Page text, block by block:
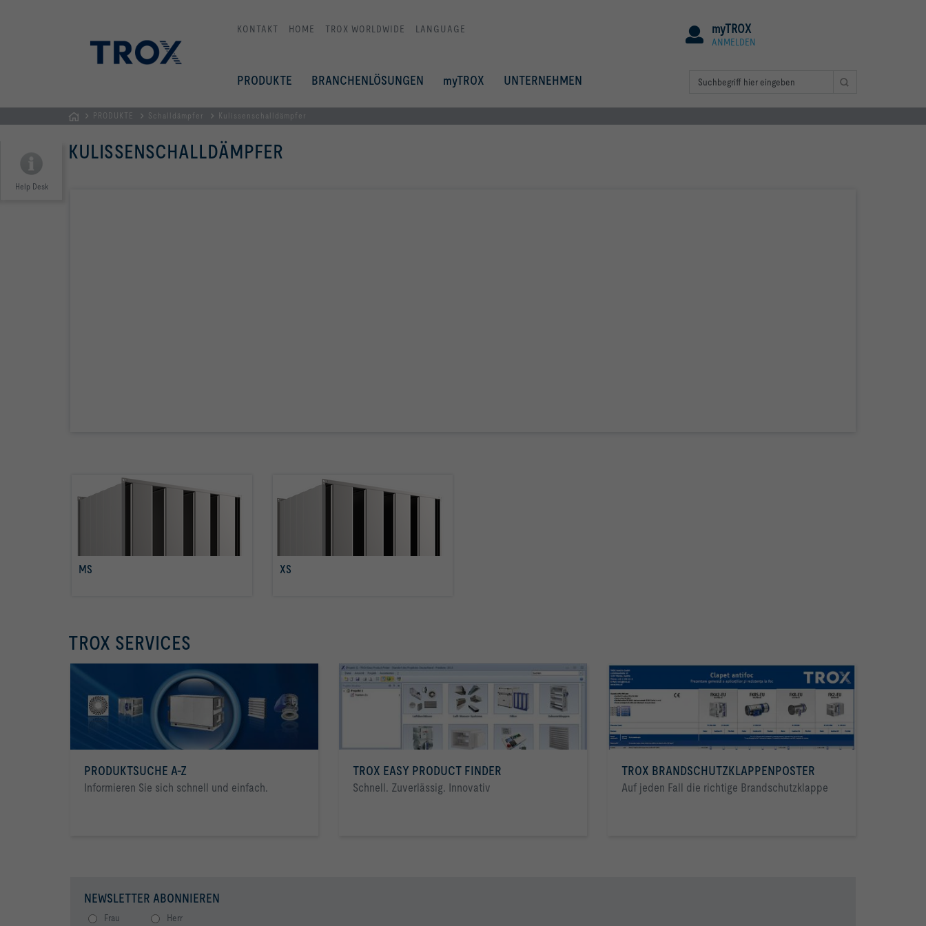
KONTAKT HOME TROX WORLDWIDE LANGUAGE myTROX
ANMELDEN
PRODUKTE BRANCHENLÖSUNGEN myTROX UNTERNEHMEN
PRODUKTE Schalldämpfer Kulissenschalldämpfer
Help Desk
KULISSENSCHALLDÄMPFER
MS XS
TROX SERVICES
PRODUKTSUCHE A-Z
Informieren Sie sich schnell und einfach.
TROX EASY PRODUCT FINDER
Schnell. Zuverlässig. Innovativ
TROX BRANDSCHUTZKLAPPENPOSTER
Auf jeden Fall die richtige Brandschutzklappe
NEWSLETTER ABONNIEREN
Frau Herr